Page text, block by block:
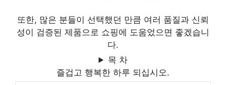
또한, 많은 분들이 선택했던 만큼 여러 품질과 신뢰
성이 검증된 제품으로 쇼핑에 도움었으면 좋겠습니
다.
목 차
즐겁고 행복한 하루 되십시오.